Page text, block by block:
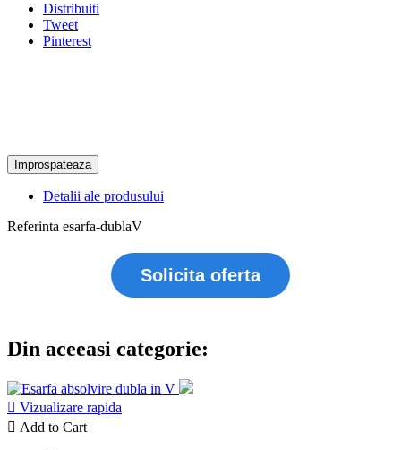
Distribuiti
Tweet
Pinterest
Detalii ale produsului
Referinta esarfa-dublaV
Solicita oferta
Din aceeasi categorie:
 Vizualizare rapida
 Add to Cart